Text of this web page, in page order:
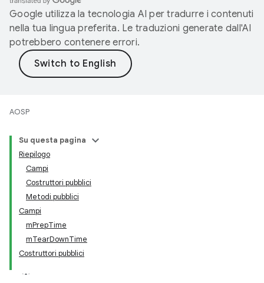
Google utilizza la tecnologia AI per tradurre i contenuti
nella tua lingua preferita. Le traduzioni generate dall'AI
potrebbero contenere errori.
AOSP
Su questa pagina
Riepilogo
Campi
Costruttori pubblici
Metodi pubblici
Campi
mPrepTime
mTearDownTime
Costruttori pubblici